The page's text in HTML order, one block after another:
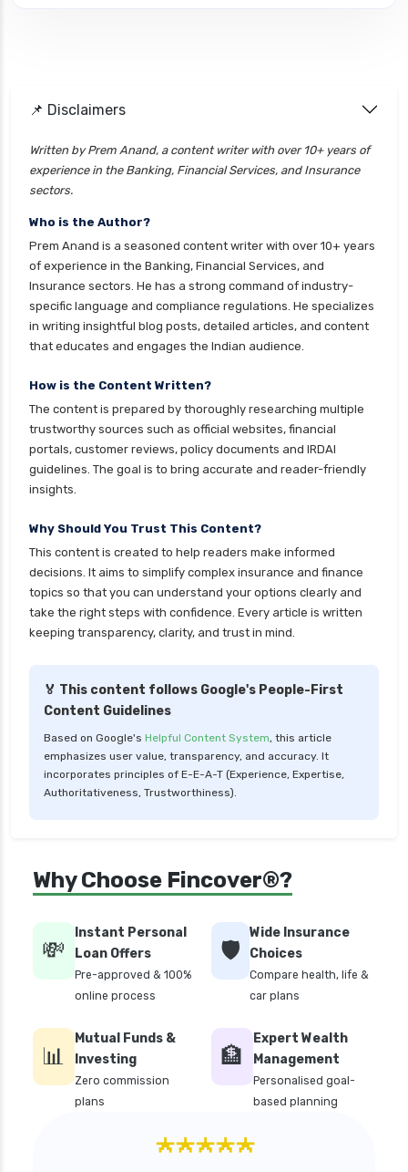
📌 Disclaimers
Written by Prem Anand, a content writer with over 10+ years of
experience in the Banking, Financial Services, and Insurance
sectors.
Who is the Author?
Prem Anand is a seasoned content writer with over 10+ years
of experience in the Banking, Financial Services, and
Insurance sectors. He has a strong command of industry-
specific language and compliance regulations. He specializes
in writing insightful blog posts, detailed articles, and content
that educates and engages the Indian audience.
How is the Content Written?
The content is prepared by thoroughly researching multiple
trustworthy sources such as official websites, financial
portals, customer reviews, policy documents and IRDAI
guidelines. The goal is to bring accurate and reader-friendly
insights.
Why Should You Trust This Content?
This content is created to help readers make informed
decisions. It aims to simplify complex insurance and finance
topics so that you can understand your options clearly and
take the right steps with confidence. Every article is written
keeping transparency, clarity, and trust in mind.
🏅 This content follows Google's People-First
Content Guidelines
Based on Google's Helpful Content System, this article
emphasizes user value, transparency, and accuracy. It
incorporates principles of E-E-A-T (Experience, Expertise,
Authoritativeness, Trustworthiness).
Why Choose Fincover®?
💸
Instant Personal
Loan Offers
Pre-approved & 100%
online process
🛡️
Wide Insurance
Choices
Compare health, life &
car plans
📊
Mutual Funds &
Investing
Zero commission
plans
🏦
Expert Wealth
Management
Personalised goal-
based planning
★★★★★